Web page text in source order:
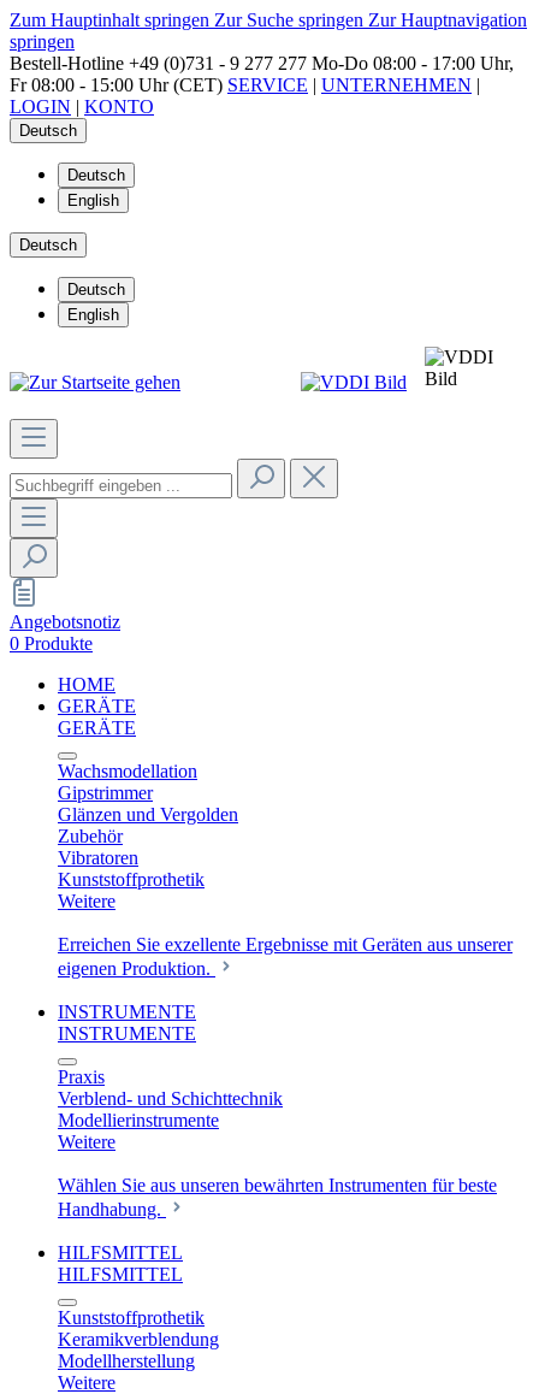
Zum Hauptinhalt springen Zur Suche springen Zur Hauptnavigation
springen
Bestell-Hotline +49 (0)731 - 9 277 277 Mo-Do 08:00 - 17:00 Uhr,
Fr 08:00 - 15:00 Uhr (CET) SERVICE | UNTERNEHMEN |
LOGIN | KONTO
Deutsch
Deutsch
English
Deutsch
Deutsch
English
Angebotsnotiz
0 Produkte
HOME
GERÄTE
GERÄTE
Wachsmodellation
Gipstrimmer
Glänzen und Vergolden
Zubehör
Vibratoren
Kunststoffprothetik
Weitere
Erreichen Sie exzellente Ergebnisse mit Geräten aus unserer
eigenen Produktion.
INSTRUMENTE
INSTRUMENTE
Praxis
Verblend- und Schichttechnik
Modellierinstrumente
Weitere
Wählen Sie aus unseren bewährten Instrumenten für beste
Handhabung.
HILFSMITTEL
HILFSMITTEL
Kunststoffprothetik
Keramikverblendung
Modellherstellung
Weitere